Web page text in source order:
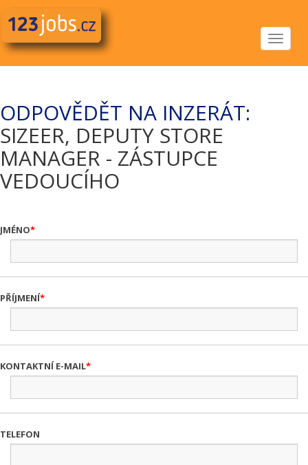
Toggle
ODPOVĚDĚT NA INZERÁT:
SIZEER, DEPUTY STORE
MANAGER - ZÁSTUPCE
VEDOUCÍHO
JMÉNO
PŘÍJMENÍ
KONTAKTNÍ E-MAIL
TELEFON